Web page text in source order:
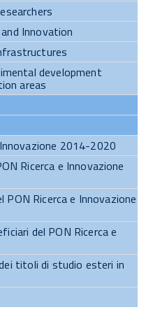
Innovation
development
areas
2014-2020
Ricerca e Innovazione
Ricerca e Innovazione
del PON Ricerca e
titoli di studio esteri in